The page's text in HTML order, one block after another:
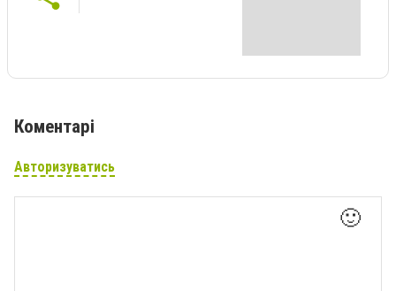
Коментарі
Авторизуватись
🙂